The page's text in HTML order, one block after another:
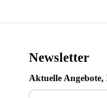
Newsletter
Aktuelle